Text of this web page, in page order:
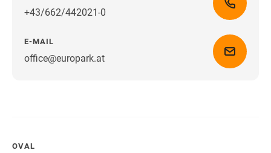
+43/662/442021-0
E-MAIL
office@europark.atWegbeschreibung erhalten
OVAL